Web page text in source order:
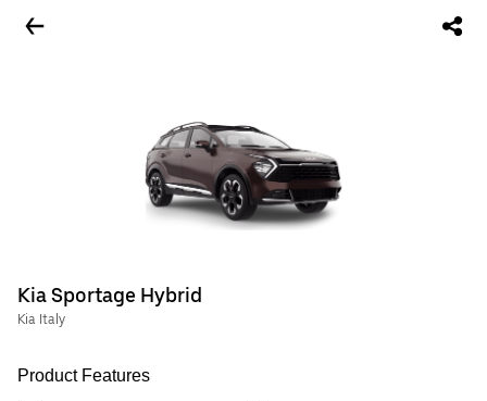
Kia Sportage Hybrid
Kia Italy
Product Features